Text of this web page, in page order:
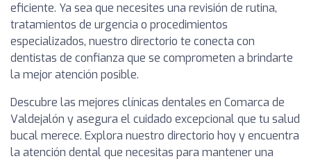
eficiente. Ya sea que necesites una revisión de rutina,
tratamientos de urgencia o procedimientos
especializados, nuestro directorio te conecta con
dentistas de confianza que se comprometen a brindarte
la mejor atención posible.
Descubre las mejores clínicas dentales en Comarca de
Valdejalón y asegura el cuidado excepcional que tu salud
bucal merece. Explora nuestro directorio hoy y encuentra
la atención dental que necesitas para mantener una